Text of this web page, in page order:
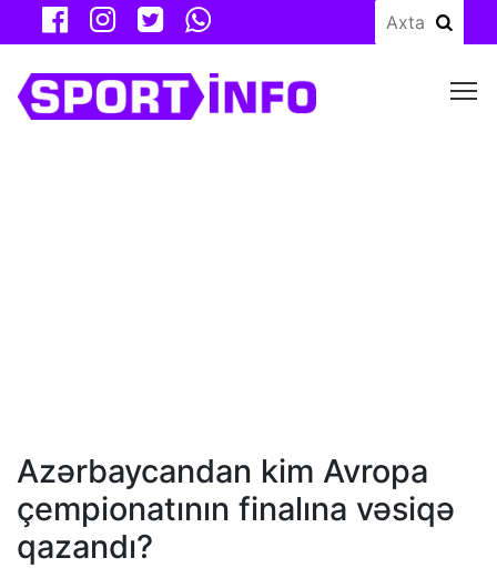
Azərbaycandan kim Avropa
çempionatının finalına vəsiqə
qazandı?